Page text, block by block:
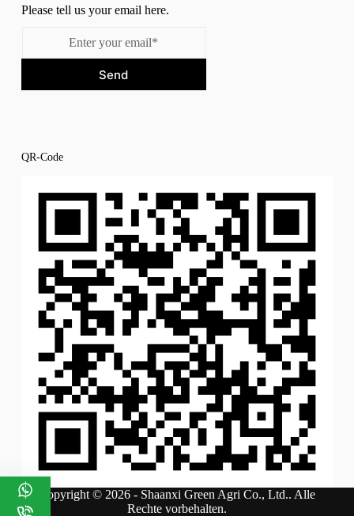
Please tell us your email here.
Send
QR-Code
Copyright © 2026 - Shaanxi Green Agri Co., Ltd.. Alle
Rechte vorbehalten.